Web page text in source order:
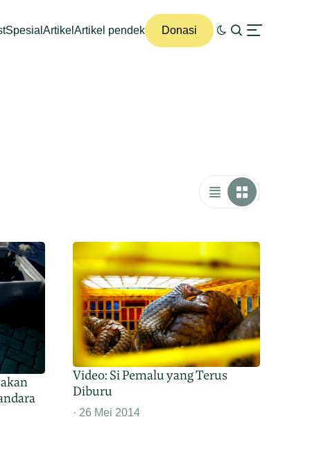
Spesial Artikel Artikel pendek Donasi
Video: Si Pemalu yang Terus
Diburu
26 Mei 2014